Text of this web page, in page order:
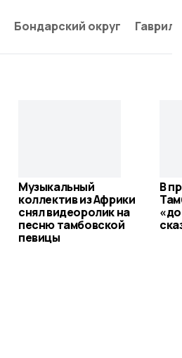
Бондарский округ
Музыкальный
коллектив из Африки
снял видеоролик на
песню тамбовской
певицы
В